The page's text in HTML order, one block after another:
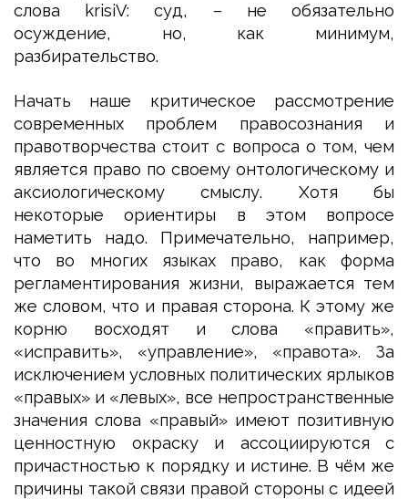
слова krisiV: суд, – не обязательно
осуждение, но, как минимум,
разбирательство.
Начать наше критическое рассмотрение
современных проблем правосознания и
правотворчества стоит с вопроса о том, чем
является право по своему онтологическому и
аксиологическому смыслу. Хотя бы
некоторые ориентиры в этом вопросе
наметить надо. Примечательно, например,
что во многих языках право, как форма
регламентирования жизни, выражается тем
же словом, что и правая сторона. К этому же
корню восходят и слова «править»,
«исправить», «управление», «правота». За
исключением условных политических ярлыков
«правых» и «левых», все непространственные
значения слова «правый» имеют позитивную
ценностную окраску и ассоциируются с
причастностью к порядку и истине. В чём же
причины такой связи правой стороны с идеей